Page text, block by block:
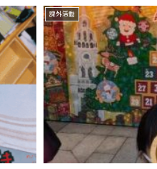
課外活動